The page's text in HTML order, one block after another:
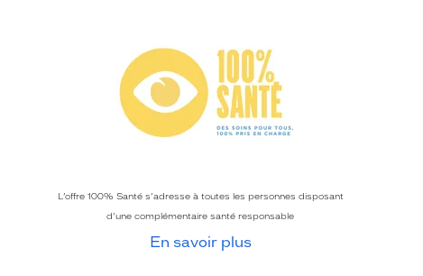
L’offre 100% Santé s’adresse à toutes les personnes disposant
d’une complémentaire santé responsable
En savoir plus